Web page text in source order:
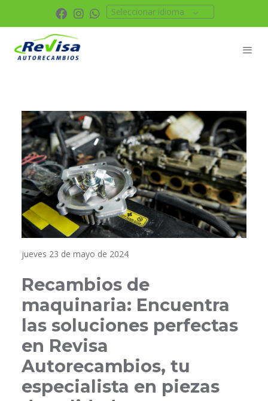
Seleccionar idioma
jueves 23 de mayo de 2024
Recambios de
maquinaria: Encuentra
las soluciones perfectas
en Revisa
Autorecambios, tu
especialista en piezas